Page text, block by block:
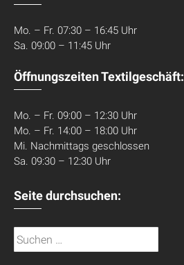
Mo. – Fr. 07:30 – 16:45 Uhr
Sa. 09:00 – 11:45 Uhr
Öffnungszeiten Textilgeschäft:
Mo. – Fr. 09:00 – 12:30 Uhr
Mo. – Fr. 14:00 – 18:00 Uhr
Mi. Nachmittags geschlossen
Sa. 09:30 – 12:30 Uhr
Seite durchsuchen:
Suchen
nach: